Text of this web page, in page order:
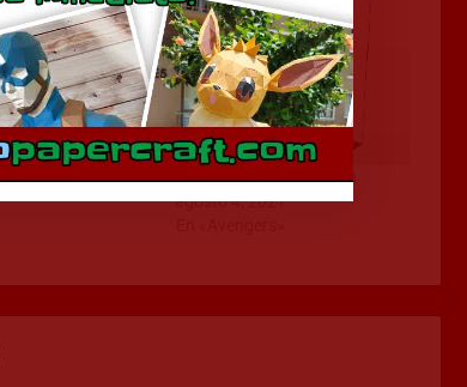
Busto Pantera Negra y Spiderman
agosto 4, 2021